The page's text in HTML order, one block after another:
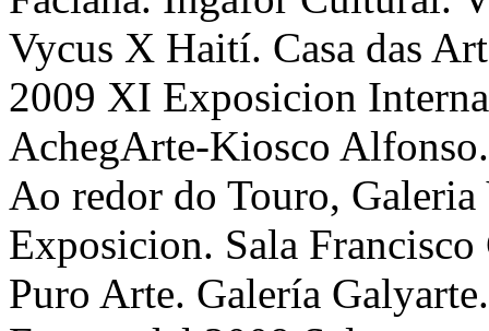
Vycus X Haití. Casa das
2009 XI Exposicion
AchegArte-Kiosco
Ao redor do Touro,
Exposicion. Sala
Puro Arte. Galería